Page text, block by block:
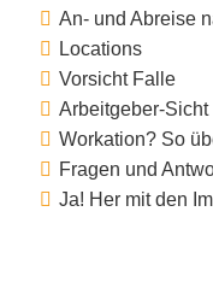
An- und Abreise
Locations
Vorsicht Falle
Arbeitgeber-Sicht
Workation? So
Fragen und
Ja! Her mit den